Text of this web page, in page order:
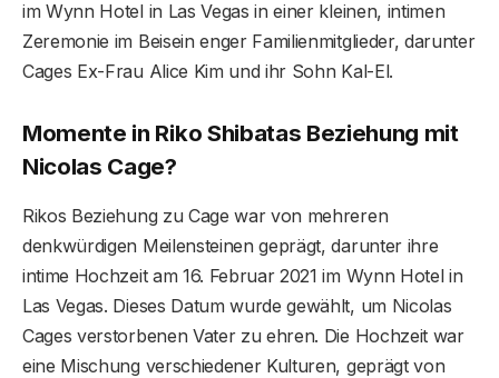
im Wynn Hotel in Las Vegas in einer kleinen, intimen
Zeremonie im Beisein enger Familienmitglieder, darunter
Cages Ex-Frau Alice Kim und ihr Sohn Kal-El.
Momente in Riko Shibatas Beziehung mit
Nicolas Cage?
Rikos Beziehung zu Cage war von mehreren
denkwürdigen Meilensteinen geprägt, darunter ihre
intime Hochzeit am 16. Februar 2021 im Wynn Hotel in
Las Vegas. Dieses Datum wurde gewählt, um Nicolas
Cages verstorbenen Vater zu ehren. Die Hochzeit war
eine Mischung verschiedener Kulturen, geprägt von